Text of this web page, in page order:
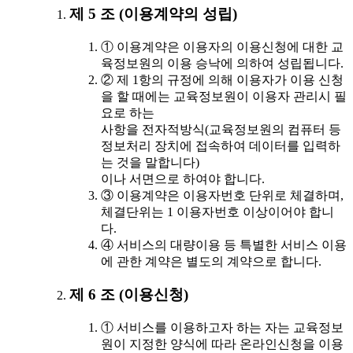
제 5 조 (이용계약의 성립)
① 이용계약은 이용자의 이용신청에 대한 교
육정보원의 이용 승낙에 의하여 성립됩니다.
② 제 1항의 규정에 의해 이용자가 이용 신청
을 할 때에는 교육정보원이 이용자 관리시 필
요로 하는
사항을 전자적방식(교육정보원의 컴퓨터 등
정보처리 장치에 접속하여 데이터를 입력하
는 것을 말합니다)
이나 서면으로 하여야 합니다.
③ 이용계약은 이용자번호 단위로 체결하며,
체결단위는 1 이용자번호 이상이어야 합니
다.
④ 서비스의 대량이용 등 특별한 서비스 이용
에 관한 계약은 별도의 계약으로 합니다.
제 6 조 (이용신청)
① 서비스를 이용하고자 하는 자는 교육정보
원이 지정한 양식에 따라 온라인신청을 이용